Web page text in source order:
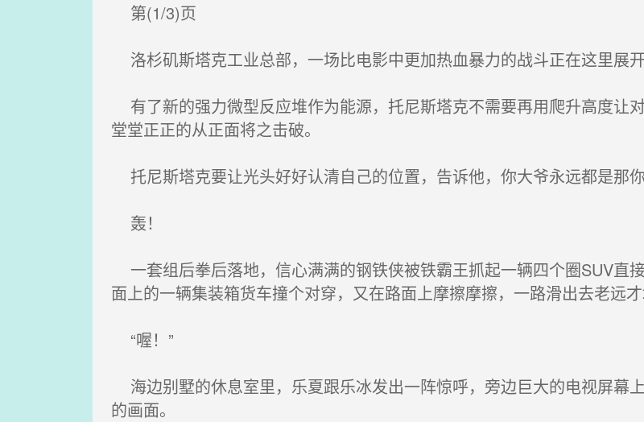
第(1/3)页
洛杉矶斯塔克工业总部，一场比电影中更加热血暴力的战斗正在这里展开
有了新的强力微型反应堆作为能源，托尼斯塔克不需要再用爬升高度让
堂堂正正的从正面将之击破。
托尼斯塔克要让光头好好认清自己的位置，告诉他，你大爷永远都是那你
轰！
一套组后拳后落地，信心满满的钢铁侠被铁霸王抓起一辆四个圈SUV直
面上的一辆集装箱货车撞个对穿，又在路面上摩擦摩擦，一路滑出去老远才
“喔！”
海边别墅的休息室里，乐夏跟乐冰发出一阵惊呼，旁边巨大的电视屏幕
的画面。